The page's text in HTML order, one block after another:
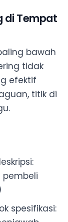
di Tempat
bawah
tidak
efektif
titik di
pembeli
spesifikasi: